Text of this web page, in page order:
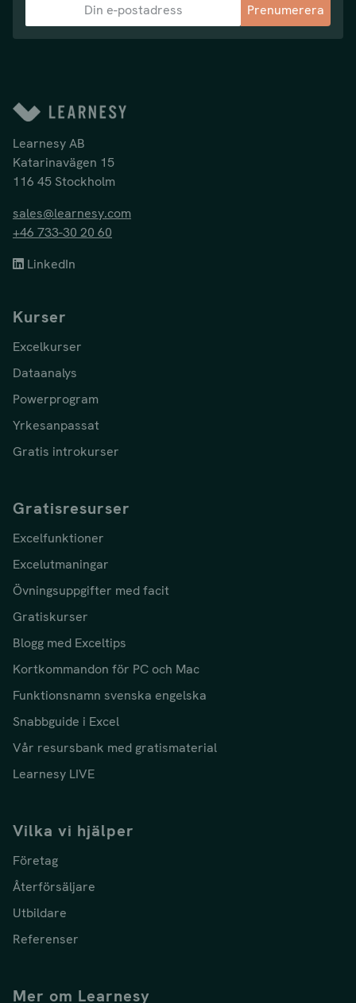
Prenumerera
Learnesy AB
Katarinavägen 15
116 45 Stockholm
sales@learnesy.com
+46 733-30 20 60
LinkedIn
Kurser
Excelkurser
Dataanalys
Powerprogram
Yrkesanpassat
Gratis introkurser
Gratisresurser
Excelfunktioner
Excelutmaningar
Övningsuppgifter med facit
Gratiskurser
Blogg med Exceltips
Kortkommandon för PC och Mac
Funktionsnamn svenska engelska
Snabbguide i Excel
Vår resursbank med gratismaterial
Learnesy LIVE
Vilka vi hjälper
Företag
Återförsäljare
Utbildare
Referenser
Mer om Learnesy